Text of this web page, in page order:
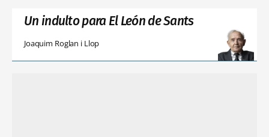
Un indulto para El León de Sants
Joaquim Roglan i Llop